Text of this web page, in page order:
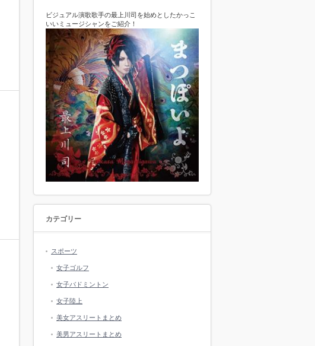
ビジュアル演歌歌手の最上川司を始めとしたかっこ
いいミュージシャンをご紹介！
カテゴリー
スポーツ
女子ゴルフ
女子バドミントン
女子陸上
美女アスリートまとめ
美男アスリートまとめ